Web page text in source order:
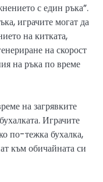
с един ръка”.
играчите могат да
на китката,
на скорост
на ръка по време
на загрявките
Играчите
по-тежка бухалка,
към обичайната си